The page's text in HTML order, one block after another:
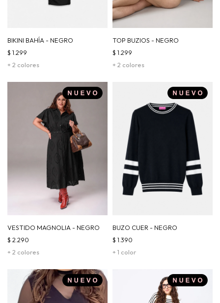
BIKINI BAHÍA - NEGRO
+ 2 colores
$ 1.299
TOP BUZIOS - NEGRO
+ 2 colores
$ 1.299
VESTIDO MAGNOLIA - NEGRO
+ 2 colores
$ 2.290
BUZO CUER - NEGRO
+ 1 color
$ 1.390